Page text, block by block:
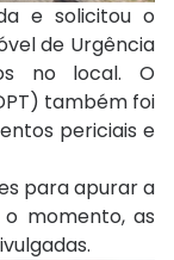
e solicitou o
de Urgência
no local. O
também foi
periciais e
para apurar a
momento, as